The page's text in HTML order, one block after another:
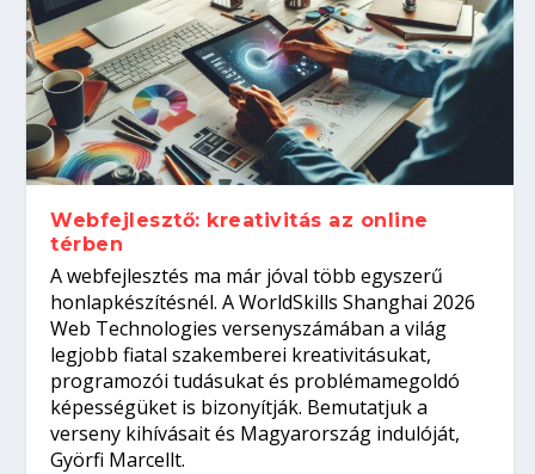
Kitalálod, mire használják ezeket a
gépeket?
Nem sikerült az egyetemi felvételi?
Tanulj szakmát!
Szoftverfejlesztő: verseny kódban –
amikor néhány sor program dönti el a
világversenyt...
Digitális detox – hogyan kapcsolódj ki
telefon nélkül?
Webfejlesztő: kreativitás az online
térben
A webfejlesztés ma már jóval több egyszerű
honlapkészítésnél. A WorldSkills Shanghai 2026
Web Technologies versenyszámában a világ
legjobb fiatal szakemberei kreativitásukat,
programozói tudásukat és problémamegoldó
képességüket is bizonyítják. Bemutatjuk a
verseny kihívásait és Magyarország indulóját,
Györfi Marcellt.